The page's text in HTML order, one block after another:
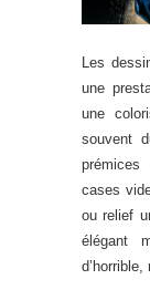
Les
une
une
souvent
prémices
cases
ou relief
élégant
d’horrible,